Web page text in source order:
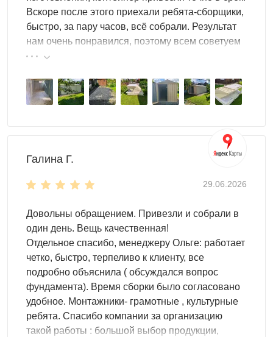
Вскоре после этого приехали ребята-сборщики,
быстро, за пару часов, всё собрали. Результат
нам очень понравился, поэтому всем советуем
эту фирму.
Галина Г.
29.06.2026
Довольны обращением. Привезли и собрали в
один день. Вещь качественная!
Отдельное спасибо, менеджеру Ольге: работает
четко, быстро, терпеливо к клиенту, все
подробно объяснила ( обсуждался вопрос
фундамента). Время сборки было согласовано
удобное. Монтажники- грамотные , культурные
ребята. Спасибо компании за организацию
такой работы : большой выбор продукции,